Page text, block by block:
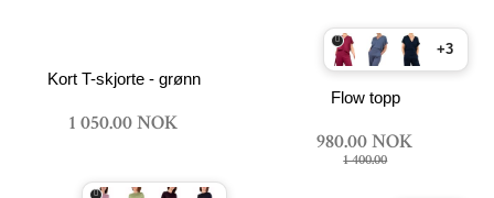
Kort T-skjorte - grønn
1 050.00 NOK
+3
Flow topp
980.00 NOK
1 400.00